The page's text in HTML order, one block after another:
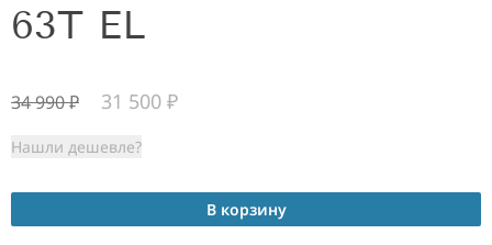
63T EL
34 990₽ 31 500 ₽
Нашли дешевле?
В корзину